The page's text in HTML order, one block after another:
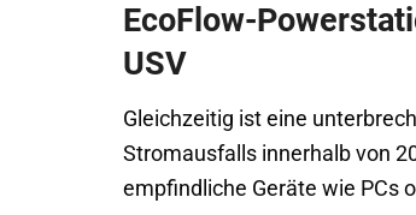
EcoFlow-
USV
Gleichzeitig ist eine
Stromausfalls innerhalb von
empfindliche Geräte wie PCs